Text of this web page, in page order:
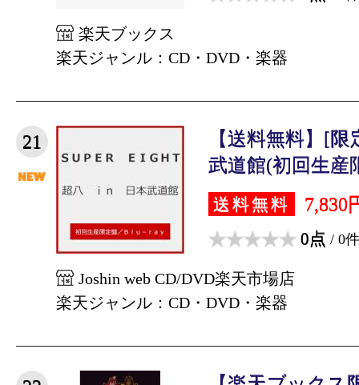
楽天ブックス
楽天ジャンル：CD・DVD・楽器
21
【送料無料】[
武道館(初回生産
送料無料 7,830
0点 / 0件
Joshin web CD/DVD楽天市場店
楽天ジャンル：CD・DVD・楽器